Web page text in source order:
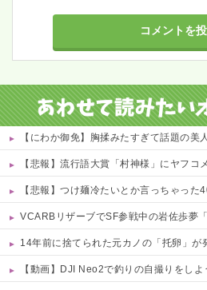
【にわか御免】胸揉みたすぎて話題の美人昆虫
【悲報】流行語大賞「村神様」にヤフコ
【悲報】つけ麺冷たいとか言っちゃった40代おっさ
VCARBリザーブでSF参戦中の岩佐歩夢「目の前にある大き
14年前に捨てられた元カノの「托卵」が発覚し間男扱いされた。妻の疑いの視線の中、昔捨てずに残して
【動画】DJI Neo2で釣りの自撮りをしよ